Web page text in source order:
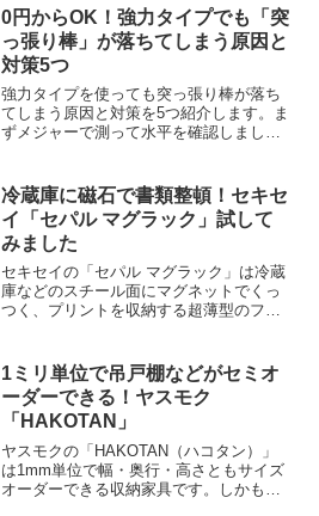
にくく、子供が触っても安全にできてい
ます。
0円からOK！強力タイプでも「突
っ張り棒」が落ちてしまう原因と
対策5つ
強力タイプを使っても突っ張り棒が落ち
てしまう原因と対策を5つ紹介します。ま
ずメジャーで測って水平を確認しましょ
棒に買い替えましょう。100均の滑り止め
シート、強力サポート板、強力支え棒な
どを使うのも良い方法です。
冷蔵庫に磁石で書類整頓！セキセ
イ「セパル マグラック」試して
みました
セキセイの「セパル マグラック」は冷蔵
庫などのスチール面にマグネットでくっ
つく、プリントを収納する超薄型のファ
透明だったらもっと良かったです。ま
た、仕切りシートではなくクリアホルダ
ーのほうが使いやすいと思います。
1ミリ単位で吊戸棚などがセミオ
ーダーできる！ヤスモク
「HAKOTAN」
ヤスモクの「HAKOTAN（ハコタン）」
は1mm単位で幅・奥行・高さともサイズ
オーダーできる収納家具です。しかも、